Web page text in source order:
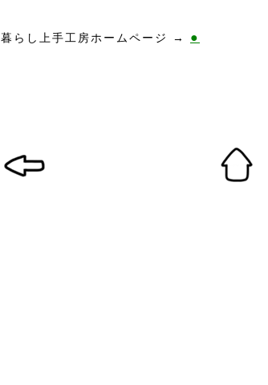
暮らし上手工房ホームページ → ●